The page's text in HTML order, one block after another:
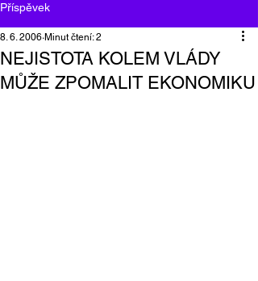
Příspěvek
NEJISTOTA KOLEM VLÁDY
MŮŽE ZPOMALIT EKONOMIKU
8. 6. 2006 Minut čtení: 2